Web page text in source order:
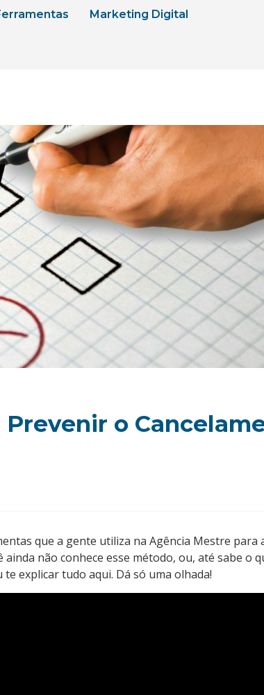
Marketing Digital
Prevenir o
que a gente utiliza na Agência Mestre para
não conhece esse método, ou, até sabe o
explicar tudo aqui. Dá só uma olhada!